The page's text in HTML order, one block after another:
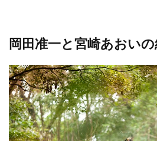
岡田准一と宮崎あおい